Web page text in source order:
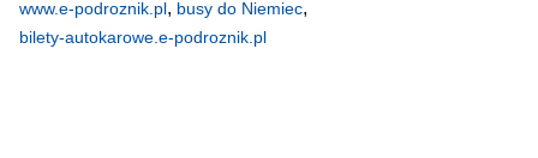
www.e-podroznik.pl, busy do Niemiec,
bilety-autokarowe.e-podroznik.pl